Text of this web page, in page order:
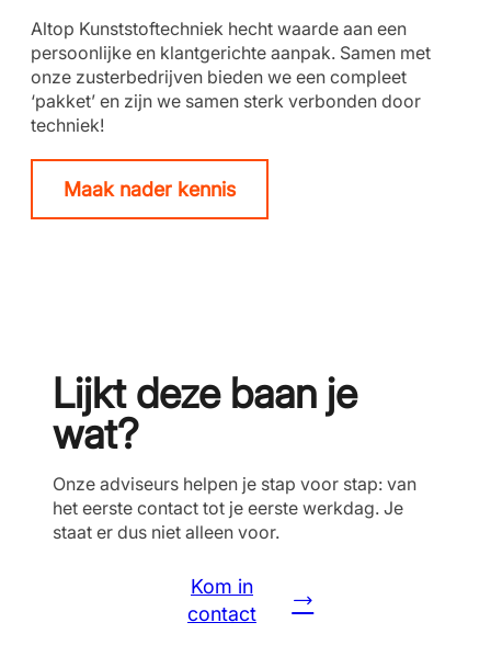
Altop Kunststoftechniek hecht waarde aan een
persoonlijke en klantgerichte aanpak. Samen met
onze zusterbedrijven bieden we een compleet
‘pakket’ en zijn we samen sterk verbonden door
techniek!
Maak nader kennis
Lijkt deze baan je
wat?
Onze adviseurs helpen je stap voor stap: van
het eerste contact tot je eerste werkdag. Je
staat er dus niet alleen voor.
Kom in
contact